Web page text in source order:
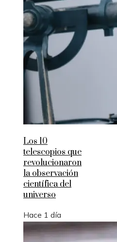
Los 10
telescopios que
revolucionaron
la observación
científica del
universo
Hace 1 día